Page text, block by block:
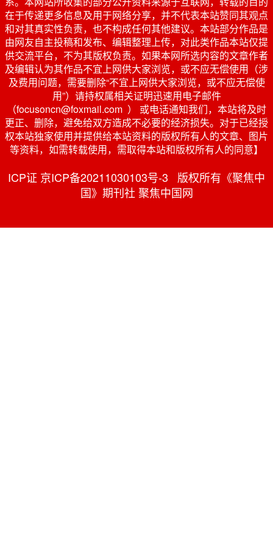
在于传递更多信息及用于网络分享，并不代表本站赞同其观点
和对其真实性负责，也不构成任何其他建议。本站部分作品是
由网友自主投稿和发布、编辑整理上传，对此类作品本站仅提
供交流平台，不为其版权负责。如果本网所选内容的文章作者
及编辑认为其作品不宜上网供大家浏览，或不应无偿使用（涉
及费用问题，需要删除“不宜上网供大家浏览，或不应无偿使
用”）请持权属相关证明迅速用电子邮件
（focusoncn@foxmail.com ） 或电话通知我们，本站将及时
更正、删除，避免给双方造成不必要的经济损失。对于已经授
权本站独家使用并提供给本站资料的版权所有人的文章、图片
等资料，如需转载使用，需取得本站和版权所有人的同意】
ICP证 京ICP备20211030103号-3 版权所有《聚焦中
国》期刊社 聚焦中国网